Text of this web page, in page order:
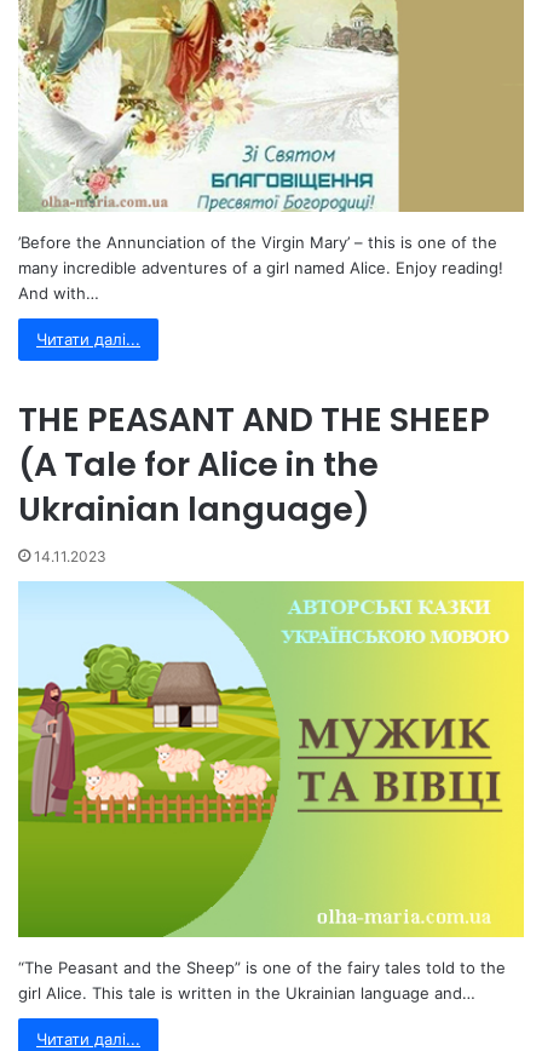
’Before the Annunciation of the Virgin Mary’ – this is one of the
many incredible adventures of a girl named Alice. Enjoy reading!
And with…
Читати далі...
THE PEASANT AND THE SHEEP
(A Tale for Alice in the
Ukrainian language)
14.11.2023
“The Peasant and the Sheep” is one of the fairy tales told to the
girl Alice. This tale is written in the Ukrainian language and…
Читати далі...